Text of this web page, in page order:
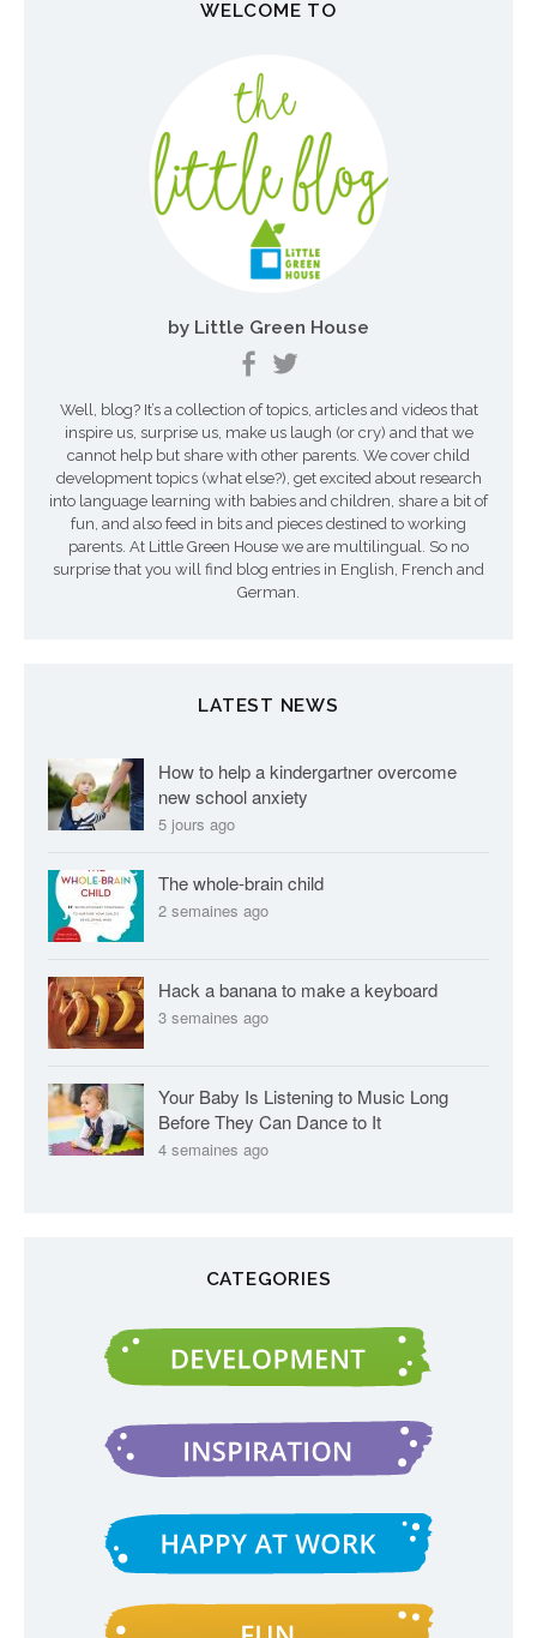
WELCOME TO
by Little Green House
Well, blog? It’s a collection of topics, articles and videos that
inspire us, surprise us, make us laugh (or cry) and that we
cannot help but share with other parents. We cover child
development topics (what else?), get excited about research
into language learning with babies and children, share a bit of
fun, and also feed in bits and pieces destined to working
parents. At Little Green House we are multilingual. So no
surprise that you will find blog entries in English, French and
German.
LATEST NEWS
How to help a kindergartner overcome
new school anxiety
5 jours ago
The whole-brain child
2 semaines ago
Hack a banana to make a keyboard
3 semaines ago
Your Baby Is Listening to Music Long
Before They Can Dance to It
4 semaines ago
CATEGORIES